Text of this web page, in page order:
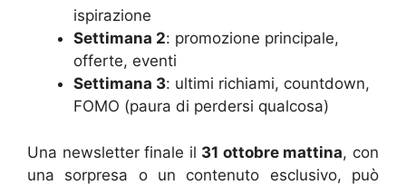
ispirazione
Settimana 2: promozione principale,
offerte, eventi
Settimana 3: ultimi richiami, countdown,
FOMO (paura di perdersi qualcosa)
Una newsletter finale il 31 ottobre mattina, con
una sorpresa o un contenuto esclusivo, può